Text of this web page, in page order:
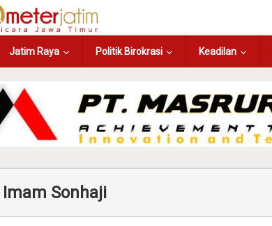
Jatim Raya Politik Birokrasi Keadilan
Sonhaji